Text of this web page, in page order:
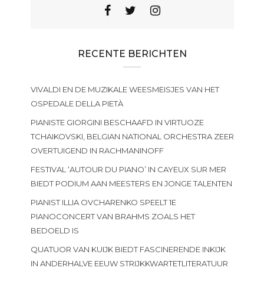
RECENTE BERICHTEN
VIVALDI EN DE MUZIKALE WEESMEISJES VAN HET
OSPEDALE DELLA PIETÀ
PIANISTE GIORGINI BESCHAAFD IN VIRTUOZE
TCHAIKOVSKI, BELGIAN NATIONAL ORCHESTRA ZEER
OVERTUIGEND IN RACHMANINOFF
FESTIVAL ‘AUTOUR DU PIANO’ IN CAYEUX SUR MER
BIEDT PODIUM AAN MEESTERS EN JONGE TALENTEN
PIANIST ILLIA OVCHARENKO SPEELT 1E
PIANOCONCERT VAN BRAHMS ZOALS HET
BEDOELD IS
QUATUOR VAN KUIJK BIEDT FASCINERENDE INKIJK
IN ANDERHALVE EEUW STRIJKKWARTETLITERATUUR